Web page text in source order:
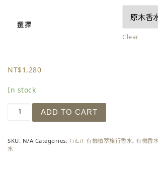
選擇
Clear
NT$1,280
In stock
ADD TO CART
SKU: N/A Categories: FiiLiT 有機植萃旅行香水, 有機香
水